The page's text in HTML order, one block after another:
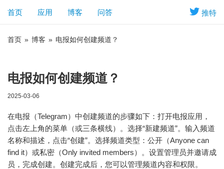
推特
首页 应用 博客 问答
首页 » 博客 » 电报如何创建频道？
电报如何创建频道？
2025-03-06
在电报（Telegram）中创建频道的步骤如下：打开电报应用，
点击左上角的菜单（或三条横线）。选择“新建频道”。输入频道
名称和描述，点击“创建”。选择频道类型：公开（Anyone can
find it）或私密（Only invited members）。设置管理员并邀请成
员，完成创建。创建完成后，您可以管理频道内容和权限。